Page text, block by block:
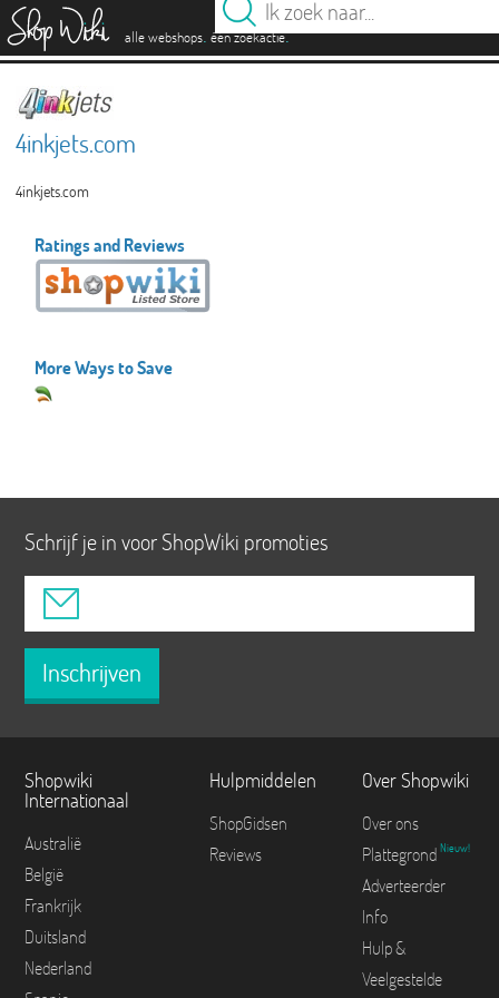
alle webshops. één zoekactie.
4inkjets.com
4inkjets.com
Ratings and Reviews
More Ways to Save
Schrijf je in voor ShopWiki promoties
Inschrijven
Shopwiki
Internationaal
Australië
België
Frankrijk
Duitsland
Nederland
Hulpmiddelen
ShopGidsen
Reviews
Over Shopwiki
Over ons
Plattegrond Nieuw!
Adverteerder
Info
Hulp &
Veelgestelde